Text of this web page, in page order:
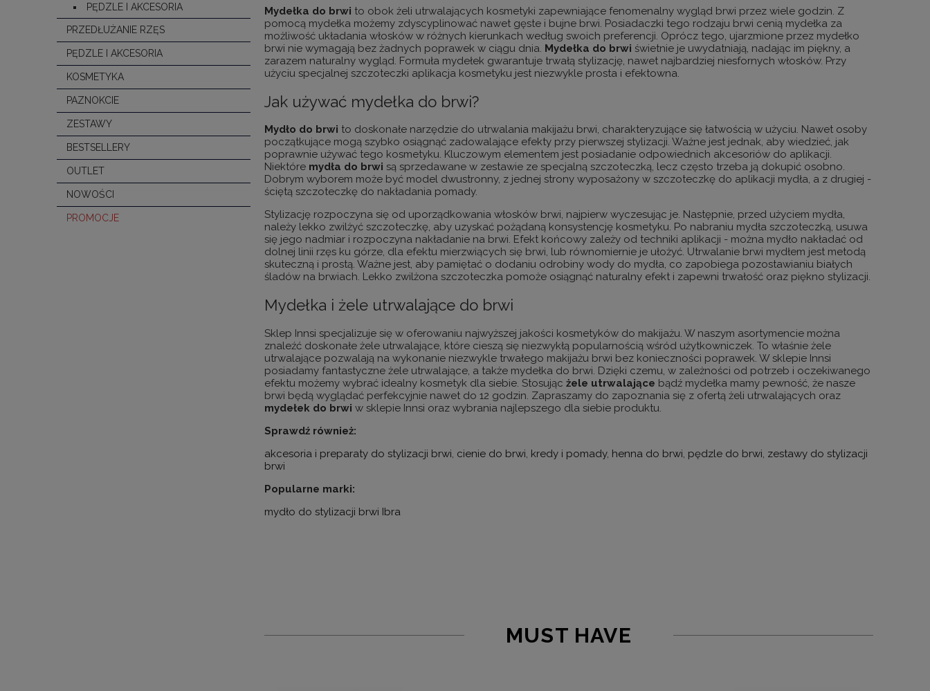
PĘDZLE I AKCESORIA
PRZEDŁUŻANIE RZĘS
PĘDZLE I AKCESORIA
KOSMETYKA
PAZNOKCIE
ZESTAWY
BESTSELLERY
OUTLET
NOWOŚCI
PROMOCJE
Mydełka do brwi to obok żeli utrwalających kosmetyki zapewniające fenomenalny wygląd brwi przez wiele godzin. Z
pomocą mydełka możemy zdyscyplinować nawet gęste i bujne brwi. Posiadaczki tego rodzaju brwi cenią mydełka za
możliwość układania włosków w różnych kierunkach według swoich preferencji. Oprócz tego, ujarzmione przez mydełko
brwi nie wymagają bez żadnych poprawek w ciągu dnia. Mydełka do brwi świetnie je uwydatniają, nadając im piękny, a
zarazem naturalny wygląd. Formuła mydełek gwarantuje trwałą stylizację, nawet najbardziej niesfornych włosków. Przy
użyciu specjalnej szczoteczki aplikacja kosmetyku jest niezwykle prosta i efektowna.
Jak używać mydełka do brwi?
Mydło do brwi to doskonałe narzędzie do utrwalania makijażu brwi, charakteryzujące się łatwością w użyciu. Nawet osoby
początkujące mogą szybko osiągnąć zadowalające efekty przy pierwszej stylizacji. Ważne jest jednak, aby wiedzieć, jak
poprawnie używać tego kosmetyku. Kluczowym elementem jest posiadanie odpowiednich akcesoriów do aplikacji.
Niektóre mydła do brwi są sprzedawane w zestawie ze specjalną szczoteczką, lecz często trzeba ją dokupić osobno.
Dobrym wyborem może być model dwustronny, z jednej strony wyposażony w szczoteczkę do aplikacji mydła, a z drugiej -
ściętą szczoteczkę do nakładania pomady.
Stylizację rozpoczyna się od uporządkowania włosków brwi, najpierw wyczesując je. Następnie, przed użyciem mydła,
należy lekko zwilżyć szczoteczkę, aby uzyskać pożądaną konsystencję kosmetyku. Po nabraniu mydła szczoteczką, usuwa
się jego nadmiar i rozpoczyna nakładanie na brwi. Efekt końcowy zależy od techniki aplikacji - można mydło nakładać od
dolnej linii rzęs ku górze, dla efektu mierzwiących się brwi, lub równomiernie je ułożyć. Utrwalanie brwi mydłem jest metodą
skuteczną i prostą. Ważne jest, aby pamiętać o dodaniu odrobiny wody do mydła, co zapobiega pozostawianiu białych
śladów na brwiach. Lekko zwilżona szczoteczka pomoże osiągnąć naturalny efekt i zapewni trwałość oraz piękno stylizacji.
Mydełka i żele utrwalające do brwi
Sklep Innsi specjalizuje się w oferowaniu najwyższej jakości kosmetyków do makijażu. W naszym asortymencie można
znaleźć doskonałe żele utrwalające, które cieszą się niezwykłą popularnością wśród użytkowniczek. To właśnie żele
utrwalające pozwalają na wykonanie niezwykle trwałego makijażu brwi bez konieczności poprawek. W sklepie Innsi
posiadamy fantastyczne żele utrwalające, a także mydełka do brwi. Dzięki czemu, w zależności od potrzeb i oczekiwanego
efektu możemy wybrać idealny kosmetyk dla siebie. Stosując żele utrwalające bądź mydełka mamy pewność, że nasze
brwi będą wyglądać perfekcyjnie nawet do 12 godzin. Zapraszamy do zapoznania się z ofertą żeli utrwalających oraz
mydełek do brwi w sklepie Innsi oraz wybrania najlepszego dla siebie produktu.
Sprawdź również:
akcesoria i preparaty do stylizacji brwi cienie do brwi kredy i pomady, henna do brwi pędzle do brwi zestawy do stylizacji
brwi
Popularne marki:
mydło do stylizacji brwi Ibra
MUST HAVE